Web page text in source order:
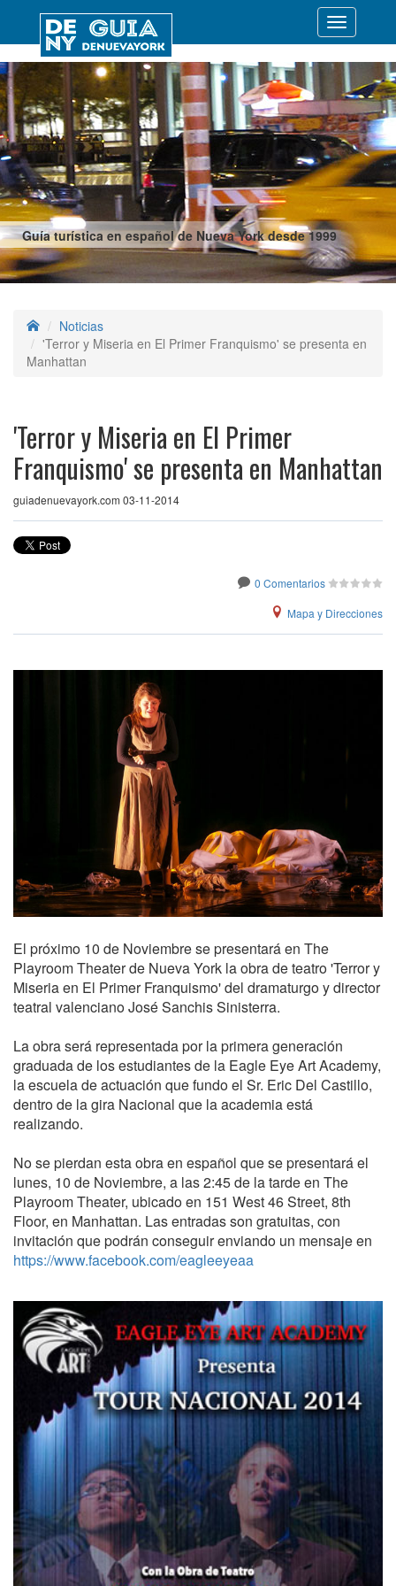
Guía turística en español de Nueva York desde 1999
Desplegar
Noticias
'Terror y Miseria en El Primer Franquismo' se presenta en
Manhattan
'Terror y Miseria en El Primer
Franquismo' se presenta en Manhattan
guiadenuevayork.com 03-11-2014
0 Comentarios
Mapa y Direcciones
El próximo 10 de Noviembre se presentará en The
Playroom Theater de Nueva York la obra de teatro 'Terror y
Miseria en El Primer Franquismo' del dramaturgo y director
teatral valenciano José Sanchis Sinisterra.
La obra será representada por la primera generación
graduada de los estudiantes de la Eagle Eye Art Academy,
la escuela de actuación que fundo el Sr. Eric Del Castillo,
dentro de la gira Nacional que la academia está
realizando.
No se pierdan esta obra en español que se presentará el
lunes, 10 de Noviembre, a las 2:45 de la tarde en The
Playroom Theater, ubicado en 151 West 46 Street, 8th
Floor, en Manhattan. Las entradas son gratuitas, con
invitación que podrán conseguir enviando un mensaje en
https://www.facebook.com/eagleeyeaa